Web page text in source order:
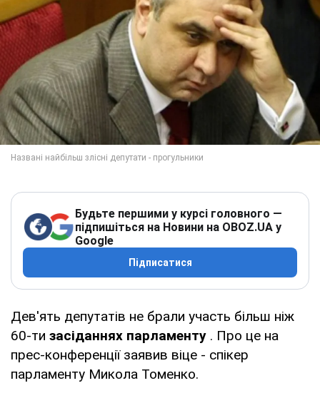
Будьте першими у курсі головного —
підпишіться на Новини на OBOZ.UA у
Google
Підписатися
Дев'ять депутатів не брали участь більш ніж
60-ти засіданнях парламенту . Про це на
прес-конференції заявив віце - спікер
парламенту Микола Томенко.